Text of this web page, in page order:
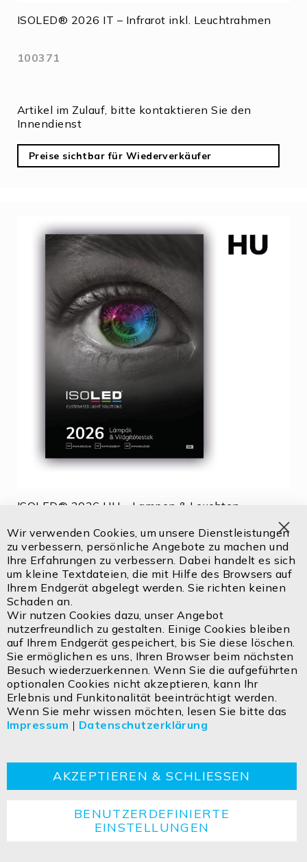
ISOLED® 2026 IT – Infrarot inkl. Leuchtrahmen
100371
Artikel im Zulauf, bitte kontaktieren Sie den
Innendienst
Preise sichtbar für Wiederverkäufer
ISOLED® 2026 HU – Lampen & Leuchten
100372
Artikel im Zulauf, bitte kontaktieren Sie den
Innendienst
Preise sichtbar für Wiederverkäufer
Bar
Wir verwenden Cookies, um unsere Dienstleistungen
zu verbessern, persönliche Angebote zu machen und
Ihre Erfahrungen zu verbessern. Dabei handelt es sich
um kleine Textdateien, die mit Hilfe des Browsers auf
Ihrem Endgerät abgelegt werden. Sie richten keinen
Schaden an.
Wir nutzen Cookies dazu, unser Angebot
nutzerfreundlich zu gestalten. Einige Cookies bleiben
auf Ihrem Endgerät gespeichert, bis Sie diese löschen.
Sie ermöglichen es uns, Ihren Browser beim nächsten
Besuch wiederzuerkennen. Wenn Sie die aufgeführten
optionalen Cookies nicht akzeptieren, kann Ihr
Erlebnis und Funkitonalität beeinträchtigt werden.
Wenn Sie mehr wissen möchten, lesen Sie bitte das
Impressum | Datenschutzerklärung
AKZEPTIEREN & SCHLIESSEN
BENUTZERDEFINIERTE
EINSTELLUNGEN